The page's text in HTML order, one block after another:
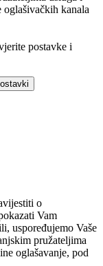
kanala
postavke i
o
Vam
uspoređujemo Vaše
pružateljima
oglašavanje, pod